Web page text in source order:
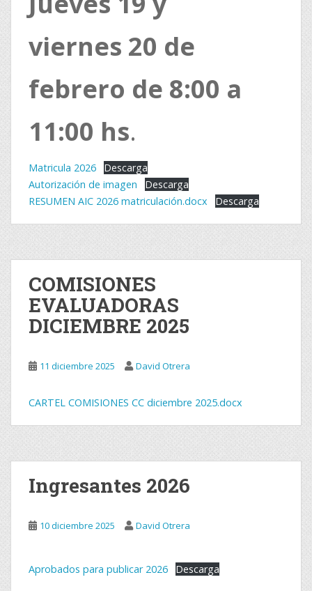
a
E
P
S
o
f
r
e
ó
d
o
t
e
viernes 20 de
febrero de 8:00 a
11:00 hs.
Matricula 2026
Descarga
Autorización de imagen
Descarga
RESUMEN AIC 2026 matriculación.docx
Descarga
COMISIONES
EVALUADORAS
DICIEMBRE 2025
11 diciembre 2025 David Otrera
CARTEL COMISIONES CC diciembre 2025.docx
Ingresantes 2026
10 diciembre 2025 David Otrera
Aprobados para publicar 2026 Descarga